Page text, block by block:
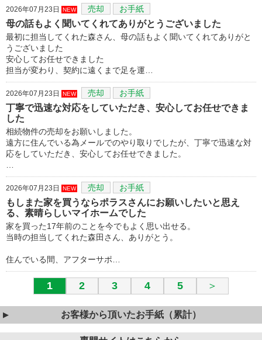
2026年07月23日 NEW 売却 お手紙
母の話もよく聞いてくれてありがとうございました
最初に担当してくれた森さん、母の話もよく聞いてくれてありがと
うございました
安心してお任せできました
担当が変わり、契約に遠くまで足を運…
2026年07月23日 NEW 売却 お手紙
丁寧で迅速な対応をしていただき、安心してお任せできま
した
相続物件の売却をお願いしました。
遠方に住んでいる為メールでのやり取りでしたが、丁寧で迅速な対
応をしていただき、安心してお任せできました。
2026年07月23日 NEW 売却 お手紙
もしまた家を買うならポラスさんにお願いしたいと思え
る、素晴らしいマイホームでした
家を買った17年前のことを今でもよく思い出せる。
当時の担当してくれた森田さん、ありがとう。
住んでいる間、アフターサポ…
1 2 3 4 5 ＞
お客様から頂いたお手紙（累計）